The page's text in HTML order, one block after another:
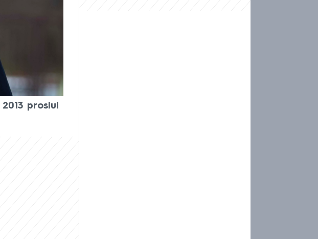
o známé
Tento
a
v roce
nebo
proslul